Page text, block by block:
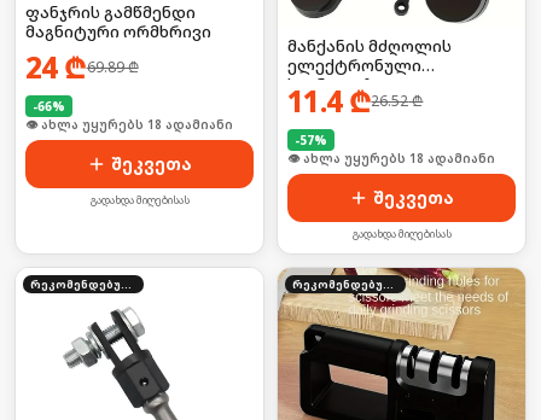
ფანჯრის გამწმენდი
მაგნიტური ორმხრივი
24₾69.89₾
-66%
🛒 ბოლო 24სთ-ში იყიდა 24-მა
შეკვეთა
გადახდა მიღებისას
მანქანის მძღოლის
ელექტრონული
სიგნალიზაცია,
უსაფრთხო მართვის
შეხსენების აქსესუარი
11.4₾26.52₾
-57%
🛒 ბოლო 24სთ-ში იყიდა 24-მა
შეკვეთა
გადახდა მიღებისას